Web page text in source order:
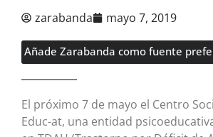
zarabanda mayo 7, 2019
Añade Zarabanda como fuente
El próximo 7 de mayo el Centro
Educ-at, una entidad